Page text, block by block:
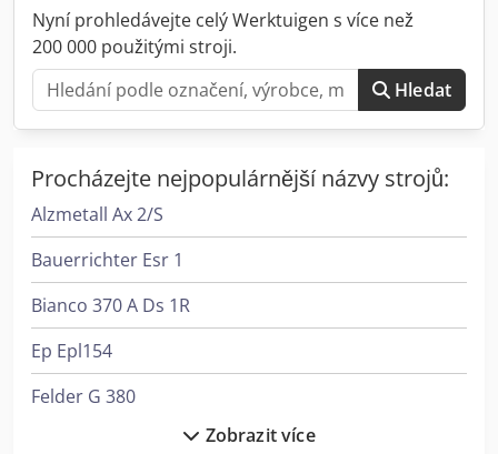
Nyní prohledávejte celý Werktuigen s více než
200 000 použitými stroji.
Hledat
Procházejte nejpopulárnější názvy strojů:
Alzmetall Ax 2/S
Bauerrichter Esr 1
Bianco 370 A Ds 1R
Ep Epl154
Felder G 380
Zobrazit více